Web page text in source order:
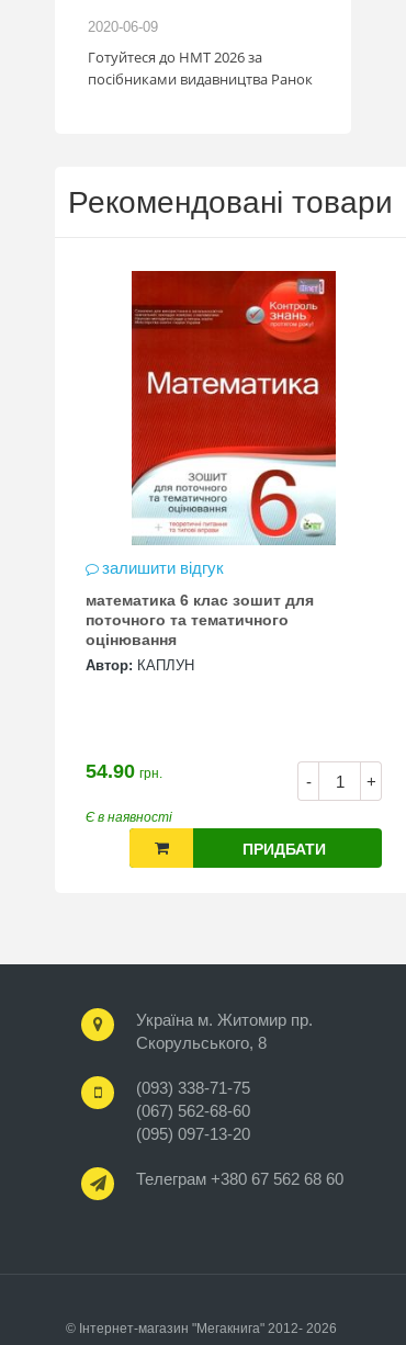
2020-06-09
Готуйтеся до НМТ 2026 за
посібниками видавництва Ранок
Рекомендовані товари
залишити відгук
математика 6 клас зошит для
поточного та тематичного
оцінювання
Автор: КАПЛУН
- +
54.90 грн.
Є в наявності
ПРИДБАТИ
Україна м. Житомир пр.
Скорульського, 8
(093) 338-71-75
(067) 562-68-60
(095) 097-13-20
Телеграм +380 67 562 68 60
© Інтернет-магазин "Мегакнига" 2012- 2026